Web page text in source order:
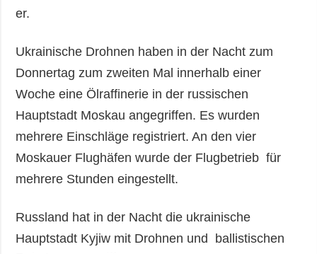
er.
Ukrainische Drohnen haben in der Nacht zum
Donnertag zum zweiten Mal innerhalb einer
Woche eine Ölraffinerie in der russischen
Hauptstadt Moskau angegriffen. Es wurden
mehrere Einschläge registriert. An den vier
Moskauer Flughäfen wurde der Flugbetrieb für
mehrere Stunden eingestellt.
Russland hat in der Nacht die ukrainische
Hauptstadt Kyjiw mit Drohnen und ballistischen